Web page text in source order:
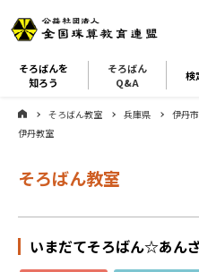
そろばんを
知ろう
そろばん
Q&A
検
そろばん教室 兵庫県 伊丹市
伊丹教室
そろばん教室
いまだてそろばん☆あん